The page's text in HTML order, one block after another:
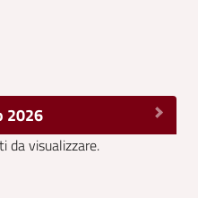
2026
da visualizzare.